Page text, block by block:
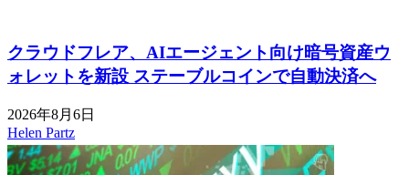
クラウドフレア、AIエージェント向け暗号資産ウ
ォレットを新設 ステーブルコインで自動決済へ
2026年8月6日
Helen Partz